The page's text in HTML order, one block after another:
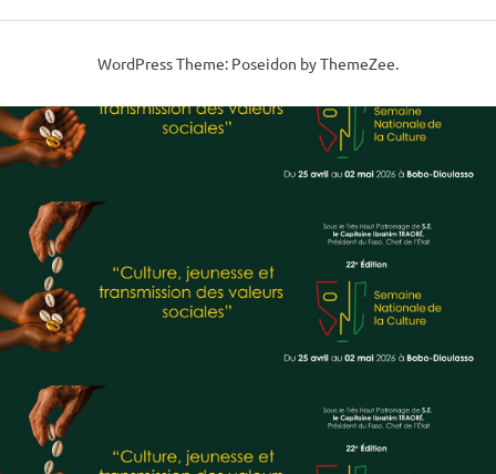
WordPress Theme: Poseidon by ThemeZee.